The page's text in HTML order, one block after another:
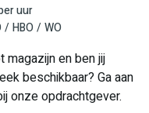
uur
HBO WO
magazijn en ben jij
beschikbaar? Ga aan
onze opdrachtgever.